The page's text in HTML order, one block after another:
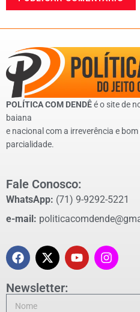
POLÍTICA COM DENDÊé o site de
baiana
e nacional com a irreverência e
parcialidade.
Fale Conosco:
WhatsApp: (71) 9-9292-5221
e-mail:
Newsletter: